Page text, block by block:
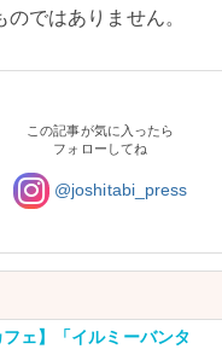
ではありません。
この記事が気に入ったら
フォローしてね
@joshitabi_press
ェ】「イルミーバンタ